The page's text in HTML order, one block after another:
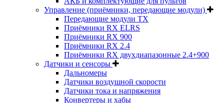
Управление (приёмники, передающие модули)
Передающие модули TX
Приёмники RX ELRS
Приёмники RX 900
Приёмники RX 2.4
Приёмники RX двухдиапазонные 2.4+900
Датчики и сенсоры
Дальномеры
Датчики воздушной скорости
Датчики тока и напряжения
Конвертеры и хабы